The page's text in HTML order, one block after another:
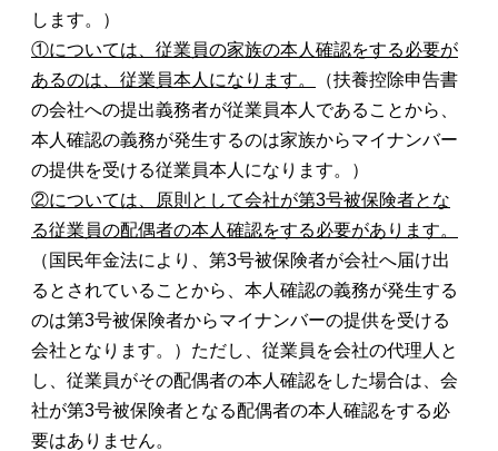
します。）
①については、従業員の家族の本人確認をする必要が
あるのは、従業員本人になります。
（扶養控除申告書
の会社への提出義務者が従業員本人であることから、
本人確認の義務が発生するのは家族からマイナンバー
の提供を受ける従業員本人になります。）
②については、原則として会社が第3号被保険者とな
る従業員の配偶者の本人確認をする必要があります。
（国民年金法により、第3号被保険者が会社へ届け出
るとされていることから、本人確認の義務が発生する
のは第3号被保険者からマイナンバーの提供を受ける
会社となります。）ただし、従業員を会社の代理人と
し、従業員がその配偶者の本人確認をした場合は、会
社が第3号被保険者となる配偶者の本人確認をする必
要はありません。